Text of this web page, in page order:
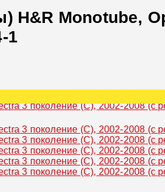
H&R Monotube,
1